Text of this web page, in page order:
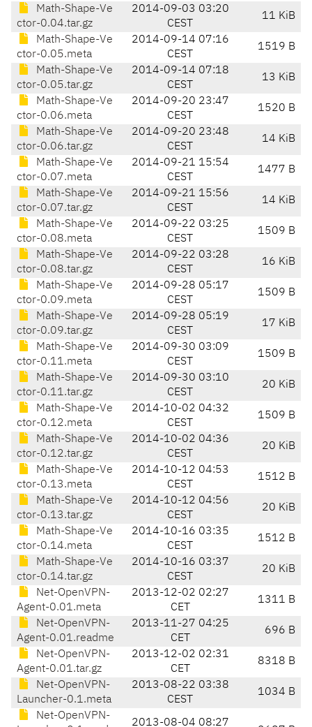
Math-Shape-Ve
ctor-0.04.tar.gz
2014-09-03 03:20
CEST
11 KiB
Math-Shape-Ve
ctor-0.05.meta
2014-09-14 07:16
CEST
1519 B
Math-Shape-Ve
ctor-0.05.tar.gz
2014-09-14 07:18
CEST
13 KiB
Math-Shape-Ve
ctor-0.06.meta
2014-09-20 23:47
CEST
1520 B
Math-Shape-Ve
ctor-0.06.tar.gz
2014-09-20 23:48
CEST
14 KiB
Math-Shape-Ve
ctor-0.07.meta
2014-09-21 15:54
CEST
1477 B
Math-Shape-Ve
ctor-0.07.tar.gz
2014-09-21 15:56
CEST
14 KiB
Math-Shape-Ve
ctor-0.08.meta
2014-09-22 03:25
CEST
1509 B
Math-Shape-Ve
ctor-0.08.tar.gz
2014-09-22 03:28
CEST
16 KiB
Math-Shape-Ve
ctor-0.09.meta
2014-09-28 05:17
CEST
1509 B
Math-Shape-Ve
ctor-0.09.tar.gz
2014-09-28 05:19
CEST
17 KiB
Math-Shape-Ve
ctor-0.11.meta
2014-09-30 03:09
CEST
1509 B
Math-Shape-Ve
ctor-0.11.tar.gz
2014-09-30 03:10
CEST
20 KiB
Math-Shape-Ve
ctor-0.12.meta
2014-10-02 04:32
CEST
1509 B
Math-Shape-Ve
ctor-0.12.tar.gz
2014-10-02 04:36
CEST
20 KiB
Math-Shape-Ve
ctor-0.13.meta
2014-10-12 04:53
CEST
1512 B
Math-Shape-Ve
ctor-0.13.tar.gz
2014-10-12 04:56
CEST
20 KiB
Math-Shape-Ve
ctor-0.14.meta
2014-10-16 03:35
CEST
1512 B
Math-Shape-Ve
ctor-0.14.tar.gz
2014-10-16 03:37
CEST
20 KiB
Net-OpenVPN-
Agent-0.01.meta
2013-12-02 02:27
CET
1311 B
Net-OpenVPN-
Agent-0.01.readme
2013-11-27 04:25
CET
696 B
Net-OpenVPN-
Agent-0.01.tar.gz
2013-12-02 02:31
CET
8318 B
Net-OpenVPN-
Launcher-0.1.meta
2013-08-22 03:38
CEST
1034 B
Net-OpenVPN-
2013-08-04 08:27